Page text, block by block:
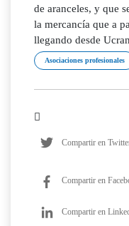
de aranceles, y que
la mercancía que a
llegando desde
Asociaciones profesionales
Compartir en
Compartir en
Compartir en